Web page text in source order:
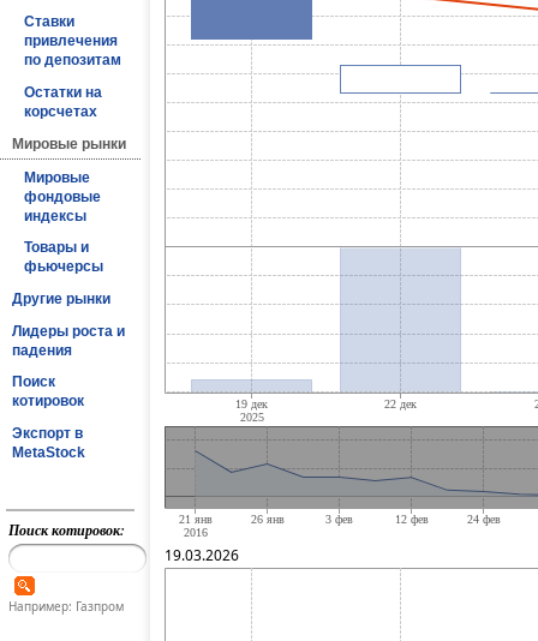
Ставки
привлечения
по депозитам
Остатки на
корсчетах
Мировые рынки
Мировые
фондовые
индексы
Товары и
фьючерсы
Другие рынки
Лидеры роста и
падения
Поиск
котировок
Экспорт в
MetaStock
Поиск котировок:
Например: Газпром
19.03.2026